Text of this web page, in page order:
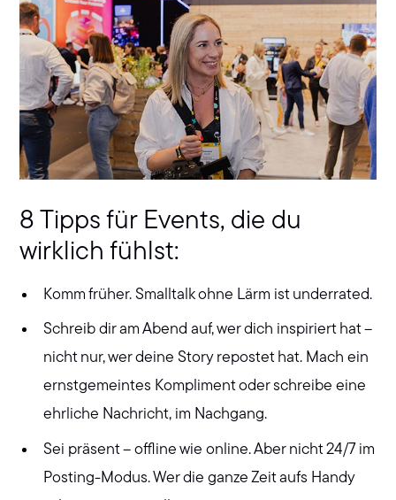
8 Tipps für Events, die du
wirklich fühlst:
Komm früher. Smalltalk ohne Lärm ist underrated.
Schreib dir am Abend auf, wer dich inspiriert hat –
nicht nur, wer deine Story repostet hat. Mach ein
ernstgemeintes Kompliment oder schreibe eine
ehrliche Nachricht, im Nachgang.
Sei präsent – offline wie online. Aber nicht 24/7 im
Posting-Modus. Wer die ganze Zeit aufs Handy